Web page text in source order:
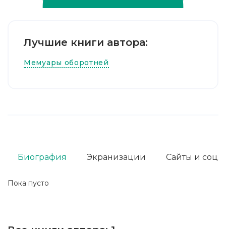
Лучшие книги автора:
Мемуары оборотней
Пока пусто
Биография Экранизации Сайты и соц.